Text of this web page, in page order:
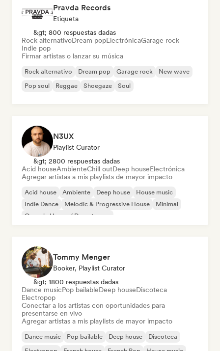
Pravda Records
Etiqueta
&gt; 800 respuestas dadas
Rock alternativoDream popElectrónicaGarage rock
Indie pop
Firmar artistas o lanzar su música
Rock alternativo Dream pop Garage rock
New wave
Pop soul
Reggae Shoegaze Soul
N3UX
Playlist Curator
&gt; 2800 respuestas dadas
Acid houseAmbienteChill outDeep houseElectrónica
Agregar artistas a mis playlists de mayor impacto
Acid house Ambiente Deep house
House music
Indie Dance
Melodic & Progressive House
Minimal
Organic House / Downtempo
Tommy Menger
Booker, Playlist Curator
&gt; 1800 respuestas dadas
Dance musicPop bailableDeep houseDiscoteca
Electropop
Conectar a los artistas con oportunidades para
presentarse en vivo
Agregar artistas a mis playlists de mayor impacto
Dance music Pop bailable Deep house
Discoteca